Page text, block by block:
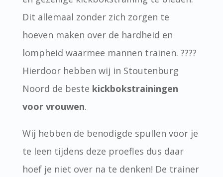
Dit allemaal zonder zich zorgen te
hoeven maken over de hardheid en
lompheid waarmee mannen trainen. ????
Hierdoor hebben wij in Stoutenburg
Noord de beste kickbokstrainingen
voor vrouwen.
Wij hebben de benodigde spullen voor je
te leen tijdens deze proefles dus daar
hoef je niet over na te denken! De trainer